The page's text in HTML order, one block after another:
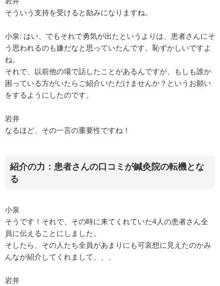
そういう支持を受けると励みになりますね。
小泉: はい、でもそれで勇気が出たというよりは、患者さんにそ
う思われるのも嫌だなと思っていたんです。恥ずかしいですよ
ね。
それで、以前他の場で話したことがあるんですが、もしも誰か
困っている方がいたらご紹介いただけませんか？というお願い
をするようにしたのです。
岩井
なるほど、その一言の重要性ですね！
紹介の力：患者さんの口コミが鍼灸院の転機とな
る
小泉
そうです！それで、その時に来てくれていた4人の患者さん全
員に伝えることにしました。
そしたら、その人たち全員があまりにも可哀想に見えたのかみ
んなが紹介してくれまして、、、
岩井